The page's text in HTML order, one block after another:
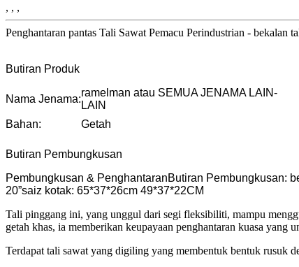
, , ,
Penghantaran pantas Tali Sawat Pemacu Perindustrian -
Butiran Produk
Nama Jenama:
ramelman atau SEMUA JENAMA LAIN-
LAIN
Bahan:
Getah
Butiran Pembungkusan
Pembungkusan & PenghantaranButiran Pembungkusan:
20”saiz kotak: 65*37*26cm 49*37*22CM
Tali pinggang ini, yang unggul dari segi fleksibiliti, mampu
getah khas, ia memberikan keupayaan penghantaran kuasa yang
Terdapat tali sawat yang digiling yang membentuk bentuk rusuk